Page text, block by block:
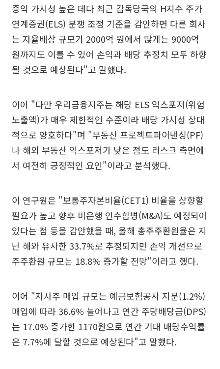
증익 가시성 높은 데다 최근 감독당국의 H지수 주가
연계증권(ELS) 분쟁 조정 기준을 감안하면 다른 회사
는 자율배상 규모가 2000억 원에서 많게는 9000억
원까지도 이를 수 있어 손익과 배당 추정치 모두 하향
될 것으로 예상된다"고 말했다.
이어 "다만 우리금융지주는 해당 ELS 익스포저(위험
노출액)가 매우 제한적인 수준이라 배당 가시성 상대
적으로 양호하다"며 "부동산 프로젝트파이낸싱(PF)
나 해외 부동산 익스포저가 낮은 점도 리스크 측면에
서 여전히 긍정적인 요인"이라고 분석했다.
이 연구원은 "보통주자본비율(CET1) 비율을 상향할
필요가 높고 향후 비은행 인수합병(M&A)도 예정되어
있다는 점 등을 감안했을 때, 올해 총주주환원율은 지
난 해와 유사한 33.7%로 추정되지만 손익 개선으로
주주환원 규모는 18.8% 증가할 전망"이라고 했다.
이어 "자사주 매입 규모는 예금보험공사 지분(1.2%)
매입에 따라 36.6% 늘어나고 연간 주당배당금(DPS)
는 17.0% 증가한 1170원으로 연간 기대 배당수익률
은 7.7%에 달할 것으로 예상된다"고 말했다.